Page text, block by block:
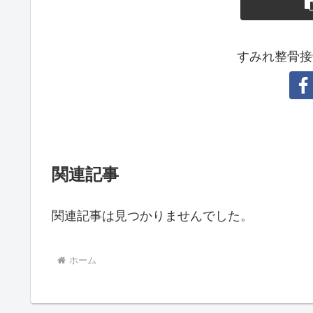
すみれ整骨
関連記事
関連記事は見つかりませんでした。
ホーム